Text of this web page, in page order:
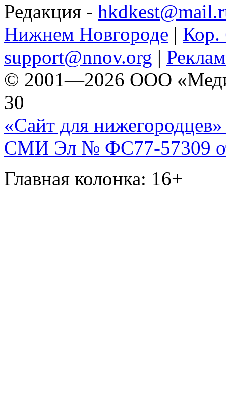
Редакция -
Нижнем Новгороде | Кор.
support@nnov.org |
© 2001—2026 ООО
30
«Сайт для нижегородцев»
СМИ Эл № ФС77-57309
Главная колонка: 16+